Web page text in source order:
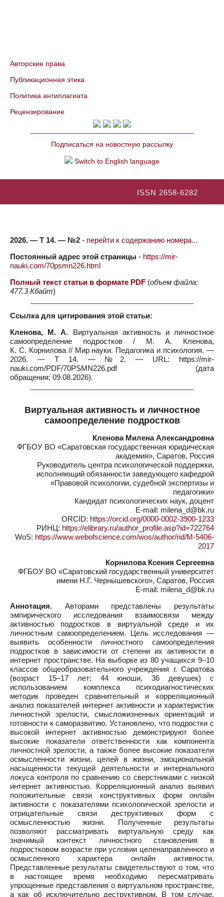
Авторские права
Публикационная этика
Политика антиплагиата
Рецензирование
Подписаться на новостную рассылку
Switch to English language
ISSN 2658-6282
2026. — Т 14. — №2 - перейти к содержанию номера...
Постоянный адрес этой страницы - https://mir-
nauki.com/70psmn226.html
Полный текст статьи в формате PDF (объем файла:
477.3 Кбайт)
Ссылка для цитирования этой статьи:
Кленова, М. А. Виртуальная активность и личностное
самоопределение подростков / М. А. Кленова,
К. С. Корнилова // Мир науки. Педагогика и психология. —
2026. — Т 14. — №2. — URL: https://mir-
nauki.com/PDF/70PSMN226.pdf (дата
обращения: 09.08.2026).
Виртуальная активность и личностное
самоопределение подростков
Кленова Милена Александровна
ФГБОУ ВО «Саратовская государственная юридическая
академия», Саратов, Россия
Руководитель центра психологической поддержки,
исполняющий обязанности заведующего кафедрой
«Правовой психологии, судебной экспертизы и
педагогики»
Кандидат психологических наук, доцент
E-mail: milena_d@bk.ru
ORCID: https://orcid.org/0000-0002-3900-1233
РИНЦ: https://elibrary.ru/author_profile.asp?id=722764
WoS: https://www.webofscience.com/wos/author/rid/M-5406-
2017
Корнилова Ксения Сергеевна
ФГБОУ ВО «Саратовский государственный университет
имени Н.Г. Чернышевского», Саратов, Россия
E-mail: milena_d@bk.ru
Аннотация. Авторами представлены результаты
эмпирического исследования взаимосвязи между
активностью подростков в виртуальной среде и их
личностным самоопределением. Цель исследования —
выявить особенности личностного самоопределения
подростков в зависимости от степени их активности в
интернет пространстве. На выборке из 80 учащихся 9–10
классов общеобразовательного учреждения г. Саратова
(возраст 15–17 лет; 44 юноши, 36 девушек) с
использованием комплекса психодиагностических
методик проведен сравнительный и корреляционный
анализ показателей интернет активности и характеристик
личностной зрелости, смысложизненных ориентаций и
готовности к саморазвитию. Установлено, что подростки с
высокой интернет активностью демонстрируют более
высокие показатели ответственности как компонента
личностной зрелости, а также более высокие показатели
осмысленности жизни, целей в жизни, эмоциональной
насыщенности текущей деятельности и интернального
локуса контроля по сравнению со сверстниками с низкой
интернет активностью. Корреляционный анализ выявил
положительные связи конструктивных форм онлайн
активности с показателями психологической зрелости и
отрицательные связи деструктивных форм с
осмысленностью жизни. Полученные результаты
позволяют рассматривать виртуальную среду как
значимый контекст личностного становления в
подростковом возрасте при условии целенаправленного и
осмысленного характера онлайн активности.
Представленные результаты свидетельствуют о том, что
в настоящее время необходимо пересматривать
упрощенные представления о виртуальном пространстве,
а как об исключительно деструктивном. В том случае,